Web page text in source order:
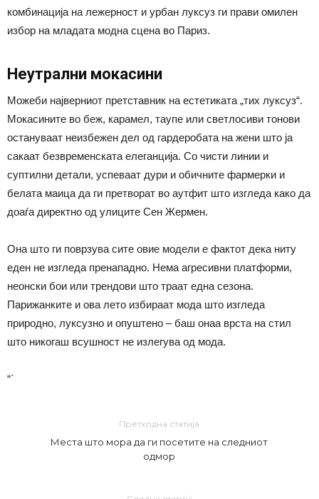
комбинација на лежерност и урбан луксуз ги прави омилен
избор на младата модна сцена во Париз.
Неутрални мокасини
Можеби најверниот претставник на естетиката „тих луксуз“.
Мокасините во беж, карамел, таупе или светлосиви тонови
остануваат неизбежен дел од гардеробата на жени што ја
сакаат безвременската елеганција. Со чисти линии и
суптилни детали, успеваат дури и обичните фармерки и
белата маица да ги претворат во аутфит што изгледа како да
доаѓа директно од улиците Сен Жермен.
Она што ги поврзува сите овие модели е фактот дека ниту
еден не изгледа пренападно. Нема агресивни платформи,
неонски бои или трендови што траат една сезона.
Парижанките и ова лето избираат мода што изгледа
природно, луксузно и опуштено – баш онаа врста на стил
што никогаш всушност не излегува од мода.
“`
Претходна статија
Места што мора да ги посетите на следниот
одмор